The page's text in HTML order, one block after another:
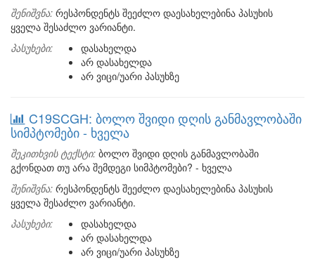
შენიშვნა: რესპონდენტს შეეძლო დაესახელებინა პასუხის
ყველა შესაძლო ვარიანტი.
პასუხები:
დასახელდა
არ დასახელდა
არ ვიცი/უარი პასუხზე
C19SCGH: ბოლო შვიდი დღის განმავლობაში
სიმპტომები - ხველა
შეკითხვის ტექსტი: ბოლო შვიდი დღის განმავლობაში
გქონდათ თუ არა შემდეგი სიმპტომები? - ხველა
შენიშვნა: რესპონდენტს შეეძლო დაესახელებინა პასუხის
ყველა შესაძლო ვარიანტი.
პასუხები:
დასახელდა
არ დასახელდა
არ ვიცი/უარი პასუხზე